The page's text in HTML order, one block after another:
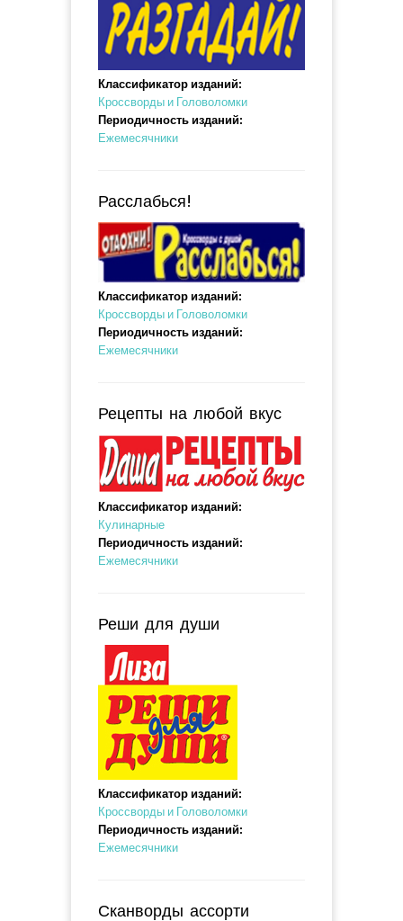
Классификатор изданий:
Кроссворды и Головоломки
Периодичность изданий:
Ежемесячники
Расслабься!
Классификатор изданий:
Кроссворды и Головоломки
Периодичность изданий:
Ежемесячники
Рецепты на любой вкус
Классификатор изданий:
Кулинарные
Периодичность изданий:
Ежемесячники
Реши для души
Классификатор изданий:
Кроссворды и Головоломки
Периодичность изданий:
Ежемесячники
Сканворды ассорти